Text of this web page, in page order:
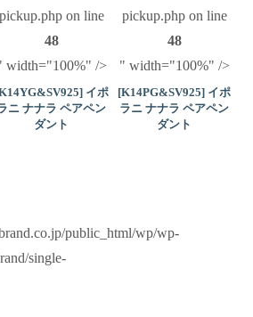
pickup.php on line
48
width="100%" />
イポ
ニ ナナラ ペアペン
ダント
pickup.php on line
48
" width="100%" />
[K14PG&SV925] イポ
ラニ ナナラ ペアペン
ダント
public_html/wp/wp-
single-